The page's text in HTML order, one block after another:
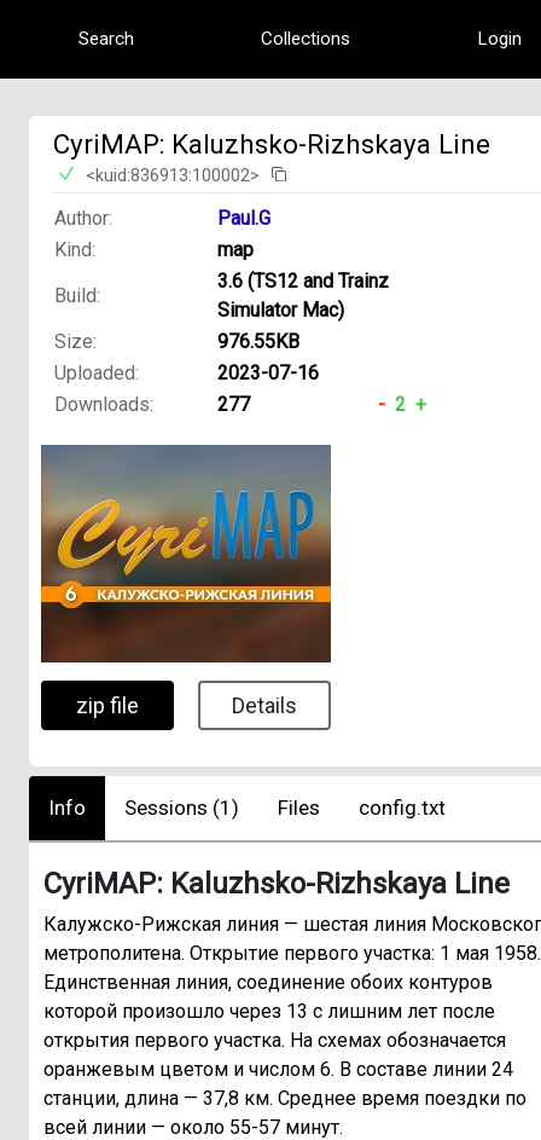
Search Collections Login
zip file Details
CyriMAP: Kaluzhsko-Rizhskaya Line
<kuid:836913:100002>
Author:
Paul.G
Kind:
map
Build:
3.6 (TS12 and Trainz
Simulator Mac)
Size:
976.55KB
Uploaded:
2023-07-16
Downloads:
277 - 2 +
Info Sessions (1) Files config.txt
CyriMAP: Kaluzhsko-Rizhskaya Line
Калужско-Рижская линия — шестая линия
метрополитена. Открытие первого участка: 1 мая 1958.
Единственная линия, соединение обоих контуров
которой произошло через 13 с лишним лет после
открытия первого участка. На схемах обозначается
оранжевым цветом и числом 6. В составе линии 24
станции, длина — 37,8 км. Среднее время поездки по
всей линии — около 55-57 минут.